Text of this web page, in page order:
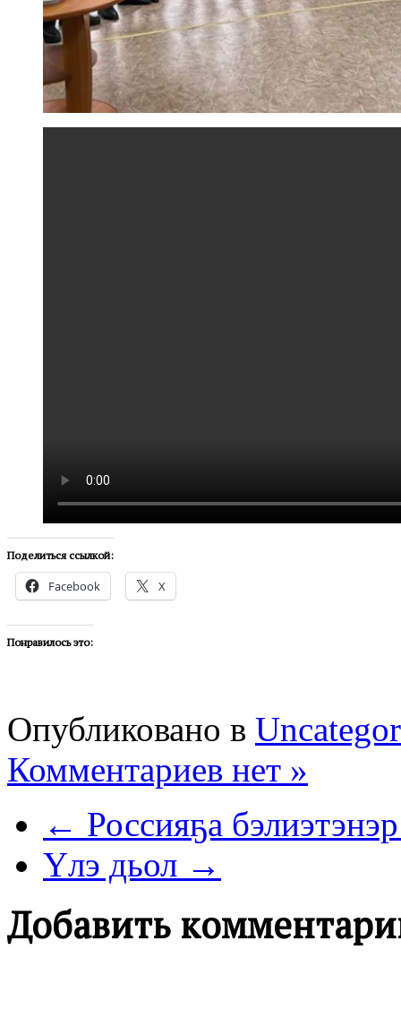
Поделиться ссылкой:
Facebook X
Понравилось это:
Опубликовано в
Комментариев нет »
← Россияҕа
Үлэ дьол →
Добавить